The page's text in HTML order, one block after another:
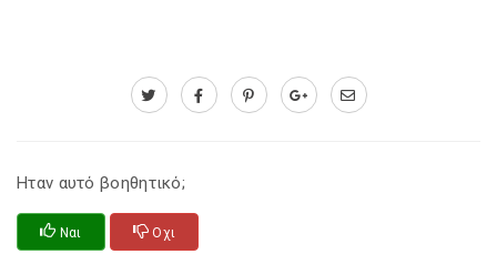
Ηταν αυτό βοηθητικό;
Ναι Οχι